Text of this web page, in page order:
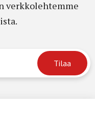
verkkolehtemme